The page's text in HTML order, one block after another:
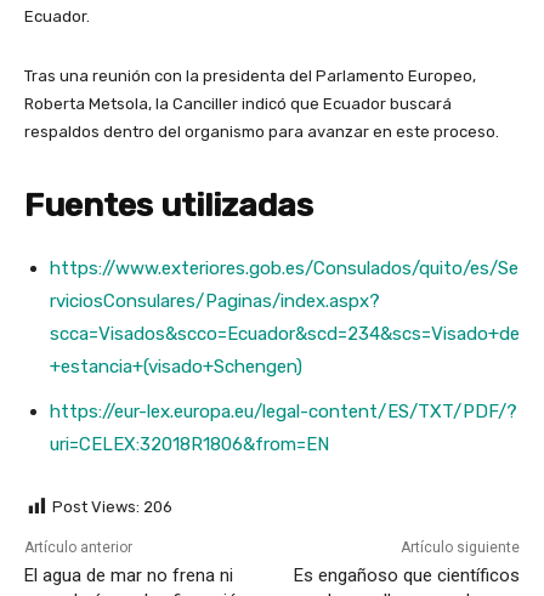
Ecuador.
Tras una reunión con la presidenta del Parlamento Europeo,
Roberta Metsola, la Canciller indicó que Ecuador buscará
respaldos dentro del organismo para avanzar en este proceso.
Fuentes utilizadas
https://www.exteriores.gob.es/Consulados/quito/es/Se
rviciosConsulares/Paginas/index.aspx?
scca=Visados&scco=Ecuador&scd=234&scs=Visado+de
+estancia+(visado+Schengen)
https://eur-lex.europa.eu/legal-content/ES/TXT/PDF/?
uri=CELEX:32018R1806&from=EN
Post Views: 206
Artículo anterior
El agua de mar no frena ni
Artículo siguiente
Es engañoso que científicos